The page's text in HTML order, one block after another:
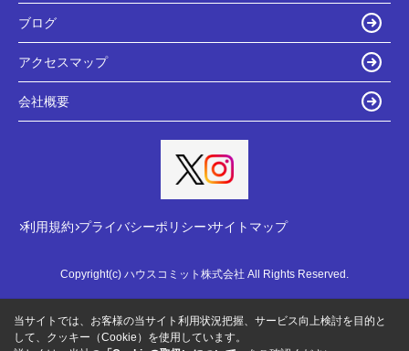
ブログ
アクセスマップ
会社概要
利用規約 プライバシーポリシー サイトマップ
Copyright(c) ハウスコミット株式会社 All Rights Reserved.
当サイトでは、お客様の当サイト利用状況把握、サービス向上検討を目的と
して、クッキー（Cookie）を使用しています。